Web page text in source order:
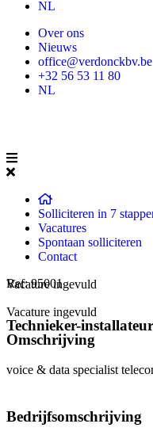
NL
Over ons
Nieuws
office@verdonckbv.be
+32 56 53 11 80
NL
Solliciteren in 7
Vacatures
Spontaan solliciteren
Contact
Ref: 95001
Vacature ingevuld
Technieker-
Omschrijving
voice & data specialist
Bedrijfsomschrijving
Vacature ingevuld